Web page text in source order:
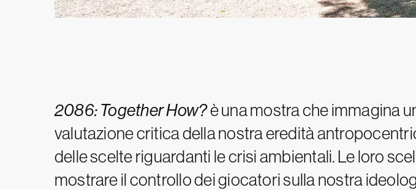
2086: Together How?è una mostra che immagina
valutazione critica della nostra eredità
delle scelte riguardanti le crisi ambientali. Le loro
mostrare il controllo dei giocatori sulla nostra